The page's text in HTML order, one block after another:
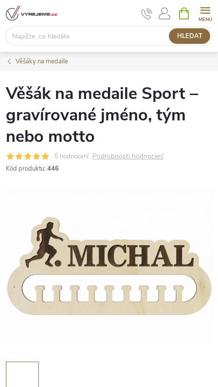
Přejít
na
obsah
HLEDAT
NÁKUPNÍ
KOŠÍK
Věšáky na medaile
Věšák na medaile Sport –
gravírované jméno, tým
nebo motto
5 hodnocení Podrobnosti hodnocení
Kód produktu: 446